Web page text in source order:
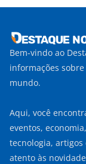
Bem-vindo ao
informações
mundo.
Aqui, você
eventos,
tecnologia,
atento às